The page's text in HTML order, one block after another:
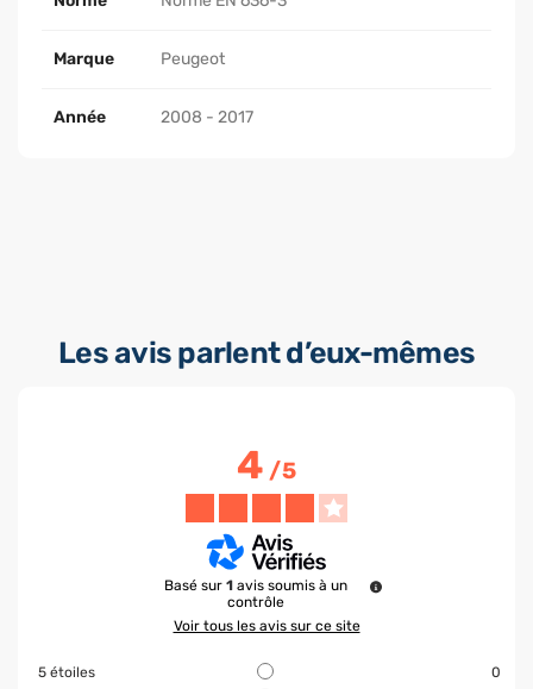
Marque Peugeot
Année 2008 - 2017
Les avis parlent d’eux-mêmes
4/5
Basé sur 1 avis soumis à un
contrôle
Voir tous les avis sur ce site
5 étoiles
0